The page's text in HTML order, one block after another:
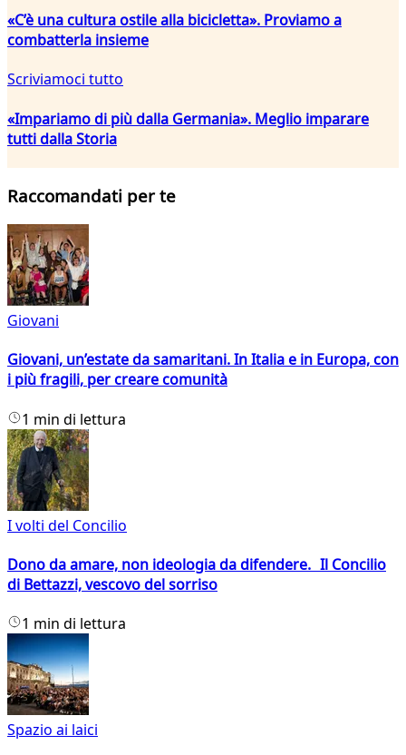
«C’è una cultura ostile alla bicicletta». Proviamo a
combatterla insieme
Scriviamoci tutto
«Impariamo di più dalla Germania». Meglio imparare
tutti dalla Storia
Raccomandati per te
Giovani
Giovani, un’estate da samaritani. In Italia e in Europa, con
i più fragili, per creare comunità
1 min di lettura
I volti del Concilio
Dono da amare, non ideologia da difendere. Il Concilio
di Bettazzi, vescovo del sorriso
1 min di lettura
Spazio ai laici